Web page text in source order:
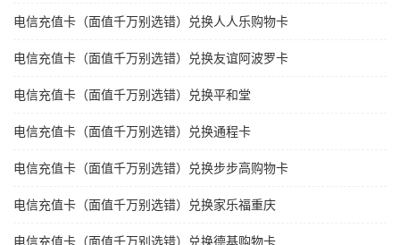
电信充值卡（面值千万别选错）兑换人人乐购物卡
电信充值卡（面值千万别选错）兑换友谊阿波罗卡
电信充值卡（面值千万别选错）兑换平和堂
电信充值卡（面值千万别选错）兑换通程卡
电信充值卡（面值千万别选错）兑换步步高购物卡
电信充值卡（面值千万别选错）兑换家乐福重庆
电信充值卡（面值千万别选错）兑换德基购物卡